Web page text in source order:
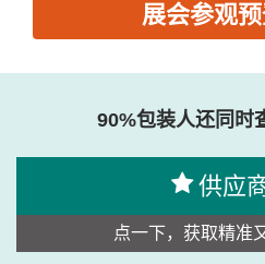
展会参观
90%包装人还同时
供应
点一下，获取精准